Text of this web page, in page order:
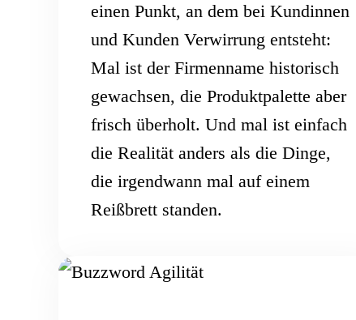
einen Punkt, an dem bei Kundinnen
und Kunden Verwirrung entsteht:
Mal ist der Firmenname historisch
gewachsen, die Produktpalette aber
frisch überholt. Und mal ist einfach
die Realität anders als die Dinge,
die irgendwann mal auf einem
Reißbrett standen.